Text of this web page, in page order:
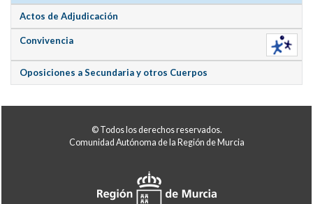
Actos de Adjudicación
Convivencia
Oposiciones a Secundaria y otros Cuerpos
© Todos los derechos reservados.
Comunidad Autónoma de la Región de Murcia